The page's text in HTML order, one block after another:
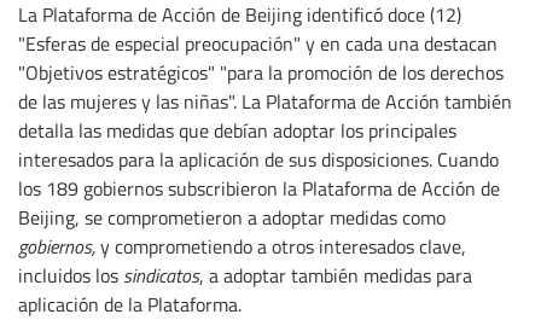
La Plataforma de Acción de Beijing identificó doce (12)
"Esferas de especial preocupación" y en cada una destacan
"Objetivos estratégicos" "para la promoción de los derechos
de las mujeres y las niñas". La Plataforma de Acción también
detalla las medidas que debían adoptar los principales
interesados para la aplicación de sus disposiciones. Cuando
los 189 gobiernos subscribieron la Plataforma de Acción de
Beijing, se comprometieron a adoptar medidas como
gobiernos,y comprometiendo a otros interesados clave,
incluidos los sindicatos, a adoptar también medidas para
aplicación de la Plataforma.